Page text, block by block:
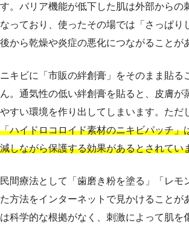
す。バリア機能が低下した肌は外部からの
なっており、使ったその場では「さっぱり
後から乾燥や炎症の悪化につながることが
ニキビに「市販の絆創膏」をそのまま貼る
ん。通気性の低い絆創膏を貼ると、皮膚が
やすい環境を作り出してしまいます。ただ
「ハイドロコロイド素材のニキビパッチ」
減しながら保護する効果があるとされてい
民間療法として「歯磨き粉を塗る」「レモ
た方法をインターネットで見かけることが
は科学的な根拠がなく、刺激によって肌を